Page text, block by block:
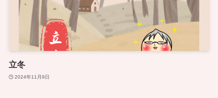
立冬
2024年11月9日